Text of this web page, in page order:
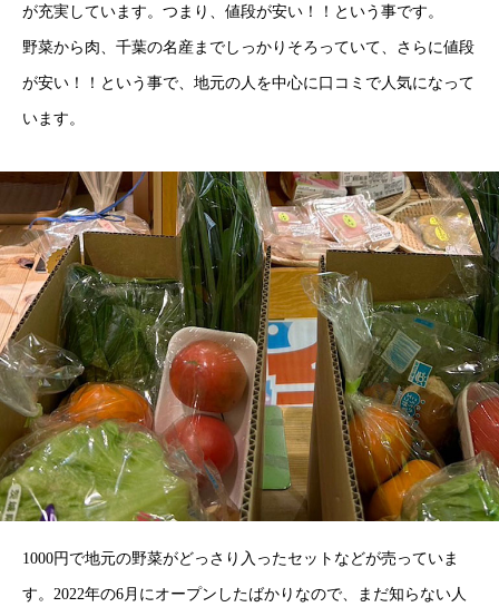
が充実しています。つまり、値段が安い！！という事です。
野菜から肉、千葉の名産までしっかりそろっていて、さらに値段
が安い！！という事で、地元の人を中心に口コミで人気になって
います。
1000円で地元の野菜がどっさり入ったセットなどが売っていま
す。2022年の6月にオープンしたばかりなので、まだ知らない人